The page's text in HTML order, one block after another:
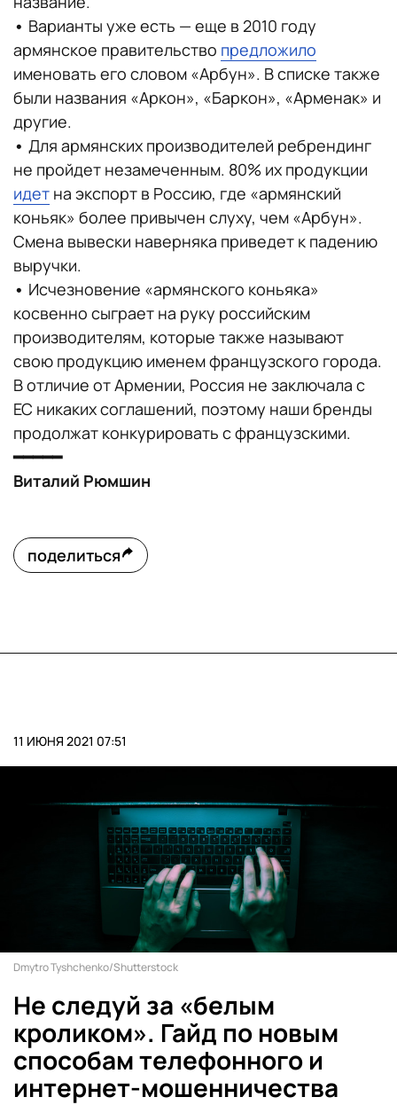
• Варианты уже есть — еще в 2010 году
армянское правительство предложило
именовать его словом «Арбун». В списке также
были названия «Аркон», «Баркон», «Арменак» и
другие.
• Для армянских производителей ребрендинг
не пройдет незамеченным. 80% их продукции
идет на экспорт в Россию, где «армянский
коньяк» более привычен слуху, чем «Арбун».
Смена вывески наверняка приведет к падению
выручки.
• Исчезновение «армянского коньяка»
косвенно сыграет на руку российским
производителям, которые также называют
свою продукцию именем французского города.
В отличие от Армении, Россия не заключала с
ЕС никаких соглашений, поэтому наши бренды
продолжат конкурировать с французскими.
━━━━━
Виталий Рюмшин
поделиться
11 ИЮНЯ 2021 07:51
Dmytro Tyshchenko/Shutterstock
Не следуй за «белым
кроликом». Гайд по новым
способам телефонного и
интернет-мошенничества